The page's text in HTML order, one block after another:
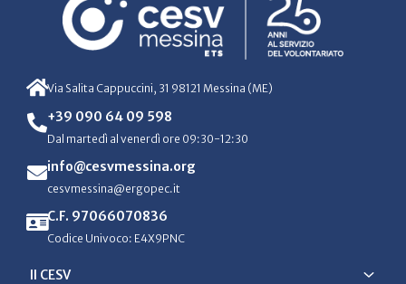
Via Salita Cappuccini, 31 98121 Messina (ME)
+39 090 64 09 598
Dal martedì al venerdì ore 09:30-12:30
info@cesvmessina.org
cesvmessina@ergopec.it
C.F. 97066070836
Codice Univoco: E4X9PNC
Il CESV